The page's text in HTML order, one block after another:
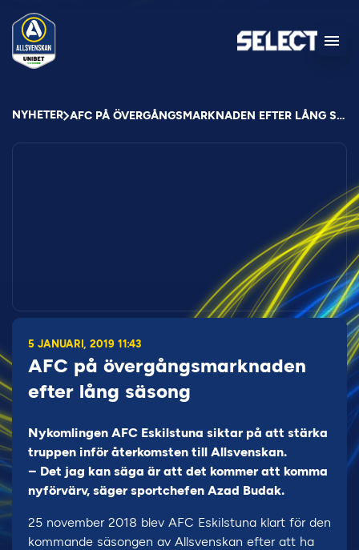
NYHETER AFC PÅ ÖVERGÅNGSMARKNADEN EFTER LÅNG SÄSONG
5 JANUARI, 2019 11:43
AFC på övergångsmarknaden
efter lång säsong
Nykomlingen AFC Eskilstuna siktar på att stärka
truppen inför återkomsten till Allsvenskan.
– Det jag kan säga är att det kommer att komma
nyförvärv, säger sportchefen Azad Budak.
25 november 2018 blev AFC Eskilstuna klart för den
kommande säsongen av Allsvenskan efter att ha